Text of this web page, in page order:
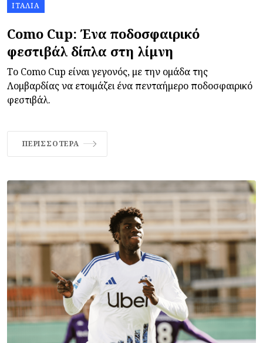
ΙΤΑΛΊΑ
Como Cup: Ένα ποδοσφαιρικό
φεστιβάλ δίπλα στη λίμνη
Το Como Cup είναι γεγονός, με την ομάδα της
Λομβαρδίας να ετοιμάζει ένα πενταήμερο ποδοσφαιρικό
φεστιβάλ.
ΠΕΡΙΣΣΌΤΕΡΑ